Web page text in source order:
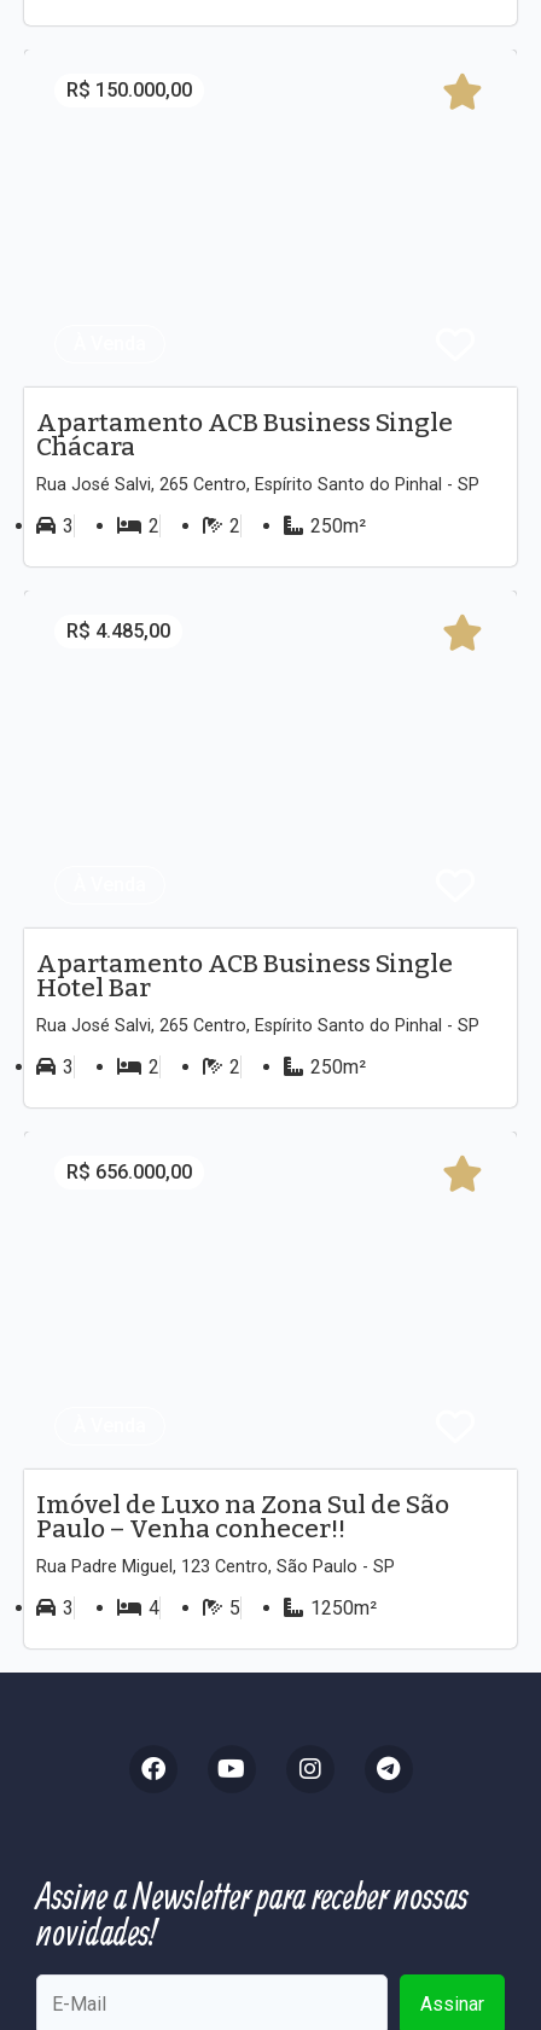
R$ 150.000,00
Apartamento ACB Business Single
Chácara
Rua José Salvi, 265 Centro, Espírito Santo do Pinhal - SP
3 2 2 250m²
R$ 4.485,00
Apartamento ACB Business Single
Hotel Bar
Rua José Salvi, 265 Centro, Espírito Santo do Pinhal - SP
3 2 2 250m²
R$ 656.000,00
Imóvel de Luxo na Zona Sul de São
Paulo – Venha conhecer!!
Rua Padre Miguel, 123 Centro, São Paulo - SP
3 4 5 1250m²
Assine a Newsletter para receber nossas
novidades!
Assinar